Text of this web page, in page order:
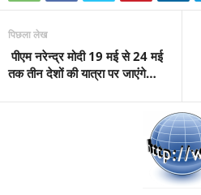
पिछला लेख
पीएम नरेन्द्र मोदी 19 मई से 24 मई
तक तीन देशों की यात्रा पर जाएंगे…